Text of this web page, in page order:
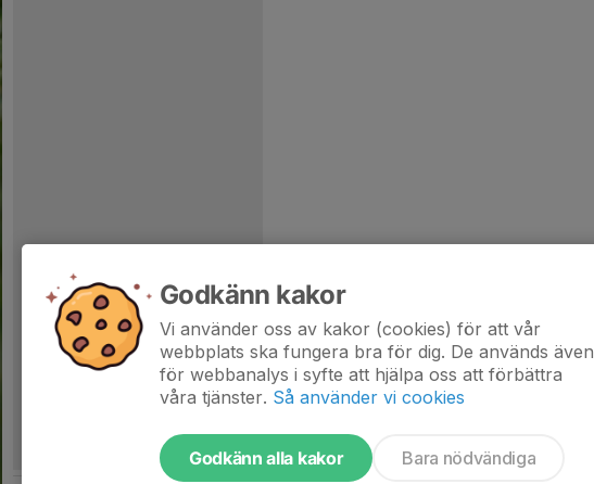
Godkänn kakor
Vi använder oss av kakor (cookies) för att vår
webbplats ska fungera bra för dig. De används även
för webbanalys i syfte att hjälpa oss att förbättra
våra tjänster. Så använder vi cookies
Godkänn alla kakor Bara nödvändiga